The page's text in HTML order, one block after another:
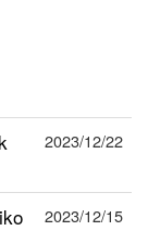
2023/12/22
2023/12/15